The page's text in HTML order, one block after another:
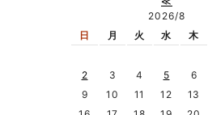
2026/8
日
月 火 水 木
2
3 4 5 6
9
10 11 12 13